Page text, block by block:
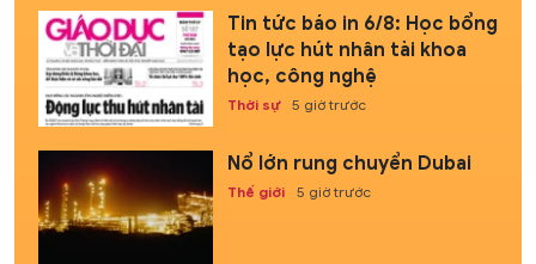
Tin tức báo in 6/8: Học bổng
tạo lực hút nhân tài khoa
học, công nghệ
Thời sự 5 giờ trước
Nổ lớn rung chuyển Dubai
Thế giới 5 giờ trước